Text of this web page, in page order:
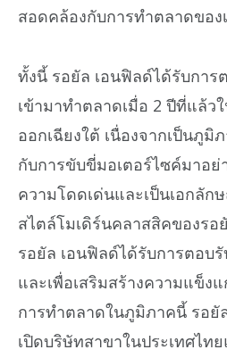
สอดคล้องกับการทำตลาดของ
ทั้งนี้ รอยัล เอนฟิลด์ได้รับการ
เข้ามาทำตลาดเมื่อ 2 ปีที่แล้ว
ออกเฉียงใต้ เนื่องจากเป็นภู
กับการขับขี่มอเตอร์ไซค์มาอย่
ความโดดเด่นและเป็นเอกลัก
สไตล์โมเดิร์นคลาสสิคของรอ
รอยัล เอนฟิลด์ได้รับการตอบ
และเพื่อเสริมสร้างความแข็ง
การทำตลาดในภูมิภาคนี้ รอยั
เปิดบริษัทสาขาในประเทศไท